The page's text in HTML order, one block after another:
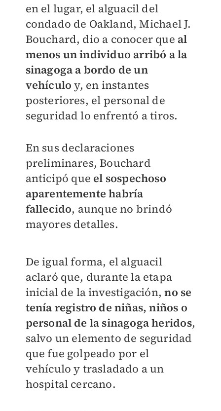
en el lugar, el alguacil del
condado de Oakland, Michael J.
Bouchard, dio a conocer que al
menos un individuo arribó a la
sinagoga a bordo de un
vehículo y, en instantes
posteriores, el personal de
seguridad lo enfrentó a tiros.
En sus declaraciones
preliminares, Bouchard
anticipó que el sospechoso
aparentemente habría
fallecido, aunque no brindó
mayores detalles.
De igual forma, el alguacil
aclaró que, durante la etapa
inicial de la investigación,no se
tenía registro de niñas, niños o
personal de la sinagoga heridos,
salvo un elemento de seguridad
que fue golpeado por el
vehículo y trasladado a un
hospital cercano.